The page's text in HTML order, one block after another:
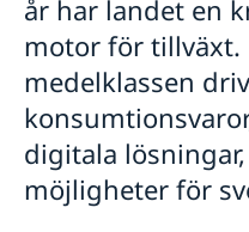
år har landet en
motor för tillväxt.
medelklassen
digitala
möjligheter för